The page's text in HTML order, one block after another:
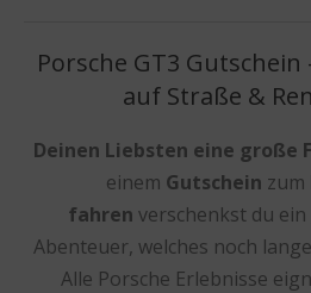
Porsche GT3 Gutschein
auf Straße &
Deinen Liebsten eine große
einem Gutschein zum
fahren verschenkst du
Abenteuer, welches noch
Alle Porsche Erlebnisse